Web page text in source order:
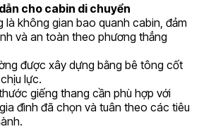
cho cabin di chuyển
là không gian bao quanh cabin, đảm
và an toàn theo phương thẳng
được xây dựng bằng bê tông cốt
lực.
giếng thang cần phù hợp với
đình đã chọn và tuân theo các tiêu